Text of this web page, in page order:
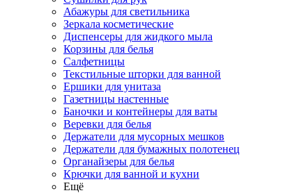
Абажуры для светильника
Зеркала косметические
Диспенсеры для жидкого мыла
Корзины для белья
Салфетницы
Текстильные шторки для ванной
Ершики для унитаза
Газетницы настенные
Баночки и контейнеры для ваты
Веревки для белья
Держатели для мусорных мешков
Держатели для бумажных полотенец
Органайзеры для белья
Крючки для ванной и кухни
Ещё